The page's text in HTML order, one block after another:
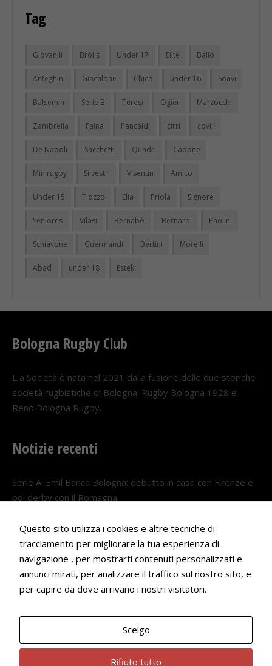
Tag
Giovanili Brolis Under 17 Elite Ballo
Anteghini Giacalone Chico under 16 Soavi
Balsemin Serie B Teresi Ogier Marzocchi
Zambrella Faina Pancaldi cirri covili
De Napoli Sacchetti Quadri Capone
Minirugby Silvestri Visentin Amico
Under 15 Tiozzo Elia Priola Signore
Seniores Vilasi Bernabò Bernardi Paolini
Schiavone Guermandi Bertini Morelli
Abad under 18 Esteki
Bologna Rugby Club
L a Società è nata nel 2021 dalla fusione delle due storiche
società rugbistiche di Bologna: Rugby Bologna 1928 e
Reno Bologna Rugby.
Notizie recenti
Serie A. Emil Banca Bologna: debutto in casa con Firenze e
poi derby con il Romagna
Serie A. Il Bologna nel girone veneto
29 LUGLIO 2026
Francesco Andrei convocato al Camp estivo della nazionale
22 LUGLIO 2026
Questo sito utilizza i cookies e altre tecniche di
tracciamento per migliorare la tua esperienza di
navigazione , per mostrarti contenuti personalizzati e
annunci mirati, per analizzare il traffico sul nostro sito, e
per capire da dove arrivano i nostri visitatori.
Scelgo
Rifiuto tutto